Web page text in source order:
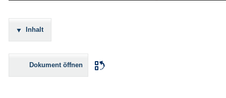
Inhalt
Dokument öffnen